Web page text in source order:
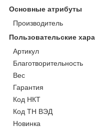
Основные атрибуты
Производитель
Пользовательские
Артикул
Благотворительность
Вес
Гарантия
Код НКТ
Код ТН ВЭД
Новинка